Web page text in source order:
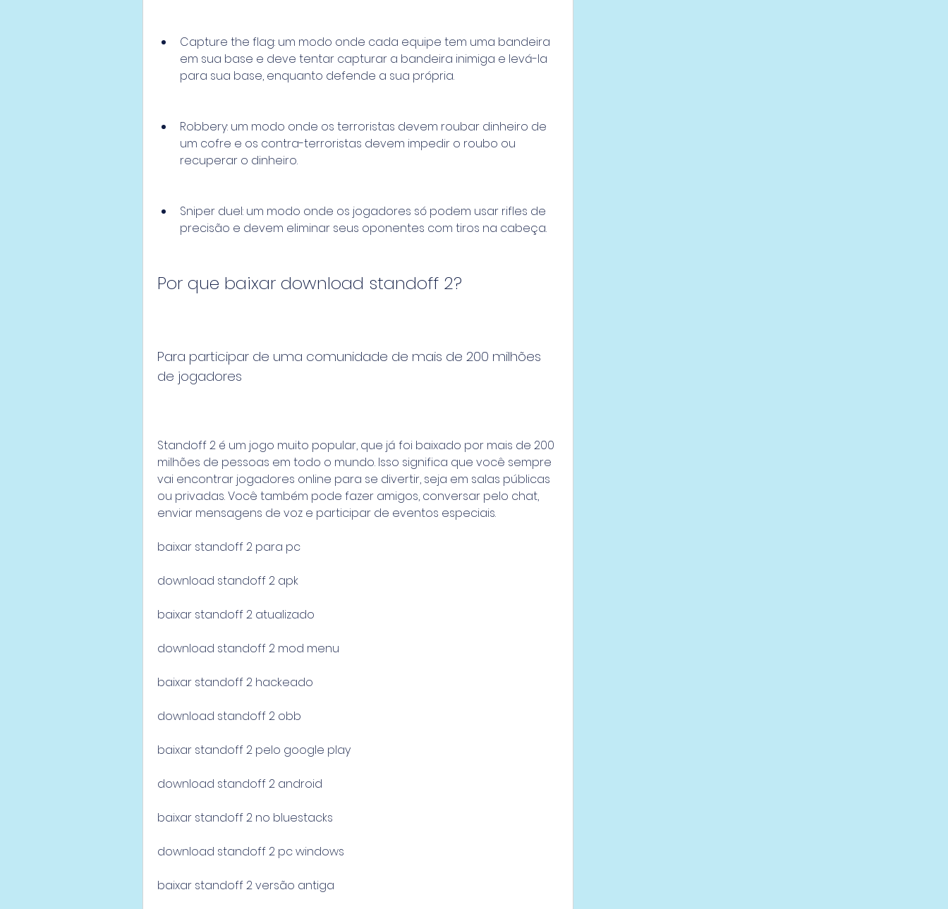
Capture the flag: um modo onde cada equipe tem uma bandeira
em sua base e deve tentar capturar a bandeira inimiga e levá-la
para sua base, enquanto defende a sua própria.
Robbery: um modo onde os terroristas devem roubar dinheiro de
um cofre e os contra-terroristas devem impedir o roubo ou
recuperar o dinheiro.
Sniper duel: um modo onde os jogadores só podem usar rifles de
precisão e devem eliminar seus oponentes com tiros na cabeça.
Por que baixar download standoff 2?
Para participar de uma comunidade de mais de 200 milhões
de jogadores
Standoff 2 é um jogo muito popular, que já foi baixado por mais de 200
milhões de pessoas em todo o mundo. Isso significa que você sempre
vai encontrar jogadores online para se divertir, seja em salas públicas
ou privadas. Você também pode fazer amigos, conversar pelo chat,
enviar mensagens de voz e participar de eventos especiais.
baixar standoff 2 para pc
download standoff 2 apk
baixar standoff 2 atualizado
download standoff 2 mod menu
baixar standoff 2 hackeado
download standoff 2 obb
baixar standoff 2 pelo google play
download standoff 2 android
baixar standoff 2 no bluestacks
download standoff 2 pc windows
baixar standoff 2 versão antiga